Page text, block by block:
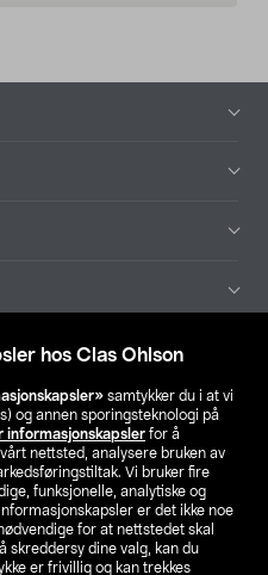
hos Clas Ohlson
samtykker du i at vi
og annen sporingsteknologi på
informasjonskapsler for å
nettsted, analysere bruken av
Vi bruker fire
funksjonelle, analytiske og
er det ikke noe
for at nettstedet skal
skreddersy dine valg, kan du
er frivillig og kan trekkes
butikk
FI